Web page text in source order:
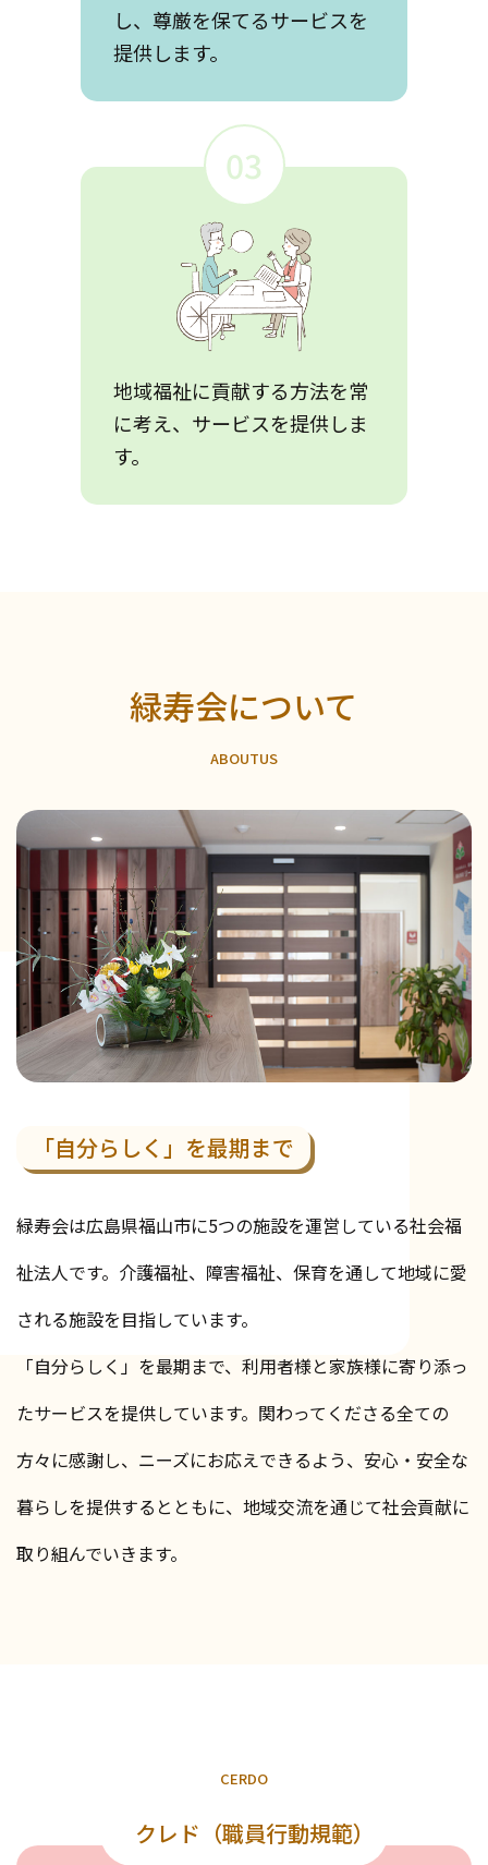
し、尊厳を保てるサービスを
提供します。
03
地域福祉に貢献する方法を常
に考え、サービスを提供しま
す。
緑寿会について
ABOUTUS
「自分らしく」を最期まで
緑寿会は広島県福山市に5つの施設を運営している社会福
祉法人です。介護福祉、障害福祉、保育を通して地域に愛
される施設を目指しています。
「自分らしく」を最期まで、利用者様と家族様に寄り添っ
たサービスを提供しています。関わってくださる全ての
方々に感謝し、ニーズにお応えできるよう、安心・安全な
暮らしを提供するとともに、地域交流を通じて社会貢献に
取り組んでいきます。
CERDO
クレド（職員行動規範）